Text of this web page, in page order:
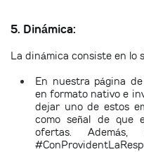
5. Dinámica:
La dinámica consiste en lo
En nuestra página
en formato nativo e
dejar uno de estos
como señal de que
ofertas.